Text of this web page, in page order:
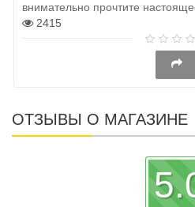
внимательно прочтите
2415
ОТЗЫВЫ О МАГАЗИНЕ